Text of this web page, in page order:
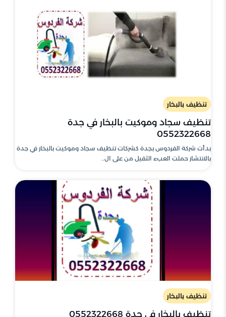
تنظيف بالبخار
تنظيف سجاد وموكيت بالبخار في جدة
0552322668
بدأت شركة الفردوس بجدة كشركات تنظيف سجاد وموكيت بالبخار في جدة
بالانتشار حملت العبء الثقيل من على ال..
تنظيف بالبخار
تنظيف بالبخار في جدة 0552322668